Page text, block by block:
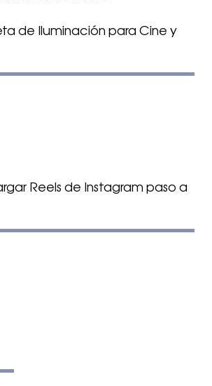
de Iluminación para Cine y
Reels de Instagram paso a